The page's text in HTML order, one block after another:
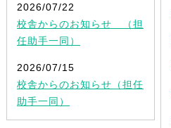
2026/07/22
校舎からのお知らせ （担
任助手一同）
2026/07/15
校舎からのお知らせ（担任
助手一同）